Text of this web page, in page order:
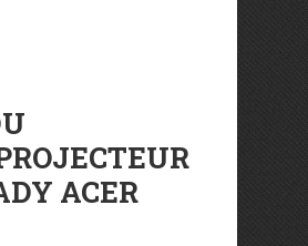
ACER